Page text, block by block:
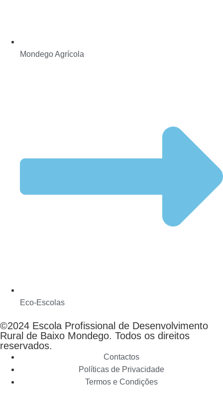
Mondego Agrícola
Eco-Escolas
©2024 Escola Profissional de Desenvolvimento
Rural de Baixo Mondego. Todos os direitos
reservados.
Contactos
Políticas de Privacidade
Termos e Condições